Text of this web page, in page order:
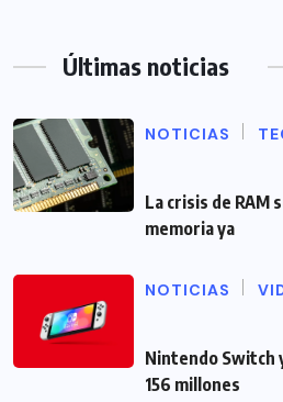
Últimas noticias
NOTICIAS
La crisis de RAM
memoria ya
NOTICIAS
Nintendo Switch
156 millones